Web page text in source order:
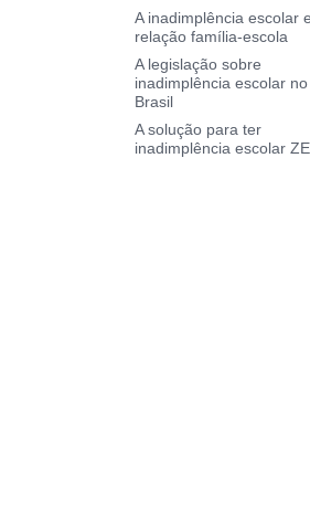
A inadimplência escolar
relação família-escola
A legislação sobre
inadimplência escolar no
Brasil
A solução para ter
inadimplência escolar